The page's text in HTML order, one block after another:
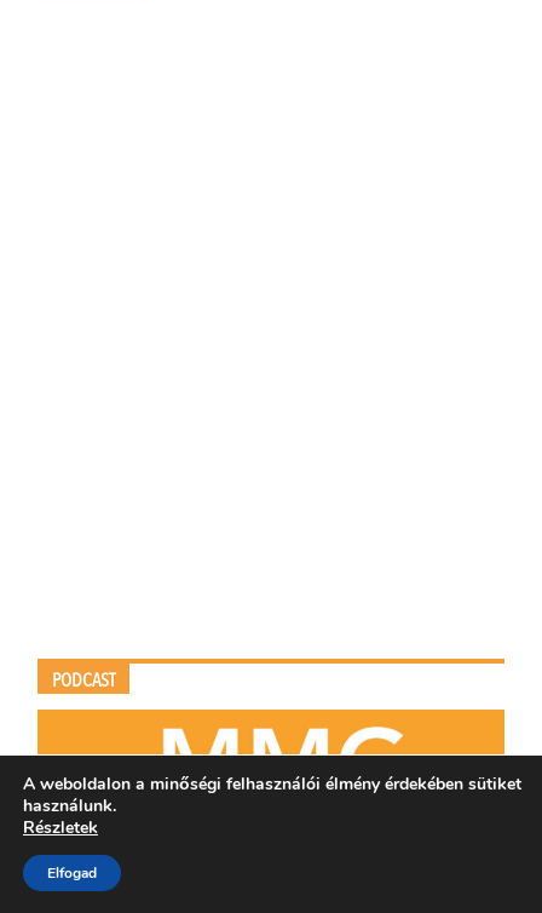
PODCAST
A weboldalon a minőségi felhasználói élmény érdekében sütiket
használunk.
Részletek
Elfogad